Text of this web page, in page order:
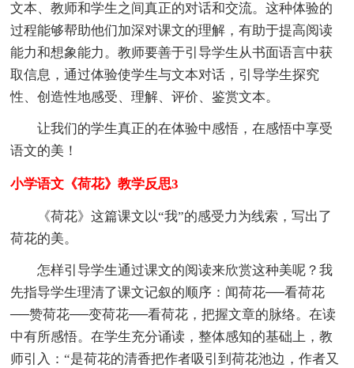
文本、教师和学生之间真正的对话和交流。这种体验的
过程能够帮助他们加深对课文的理解，有助于提高阅读
能力和想象能力。教师要善于引导学生从书面语言中获
取信息，通过体验使学生与文本对话，引导学生探究
性、创造性地感受、理解、评价、鉴赏文本。
让我们的学生真正的在体验中感悟，在感悟中享受
语文的美！
小学语文《荷花》教学反思3
《荷花》这篇课文以“我”的感受力为线索，写出了
荷花的美。
怎样引导学生通过课文的阅读来欣赏这种美呢？我
先指导学生理清了课文记叙的顺序：闻荷花──看荷花
──赞荷花──变荷花──看荷花，把握文章的脉络。在读
中有所感悟。在学生充分诵读，整体感知的基础上，教
师引入：“是荷花的清香把作者吸引到荷花池边，作者又